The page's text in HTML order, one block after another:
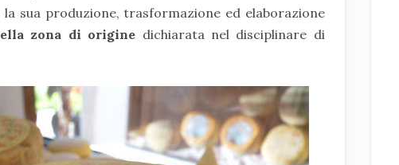
sua produzione, trasformazione ed elaborazione
zona di origine dichiarata nel disciplinare di